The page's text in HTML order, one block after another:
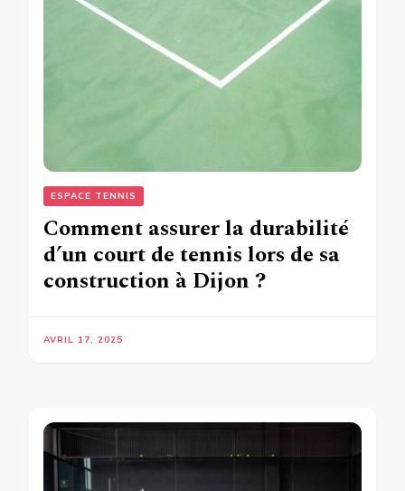
ESPACE TENNIS
Comment assurer la durabilité
d’un court de tennis lors de sa
construction à Dijon ?
AVRIL 17, 2025